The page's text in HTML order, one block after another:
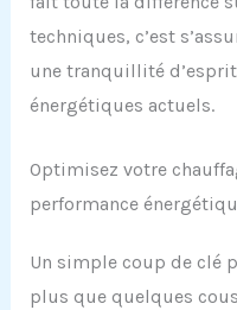
techniques, c’est
une tranquillité
énergétiques actuels.
Optimisez votre
performance
Un simple coup de clé
plus que quelques